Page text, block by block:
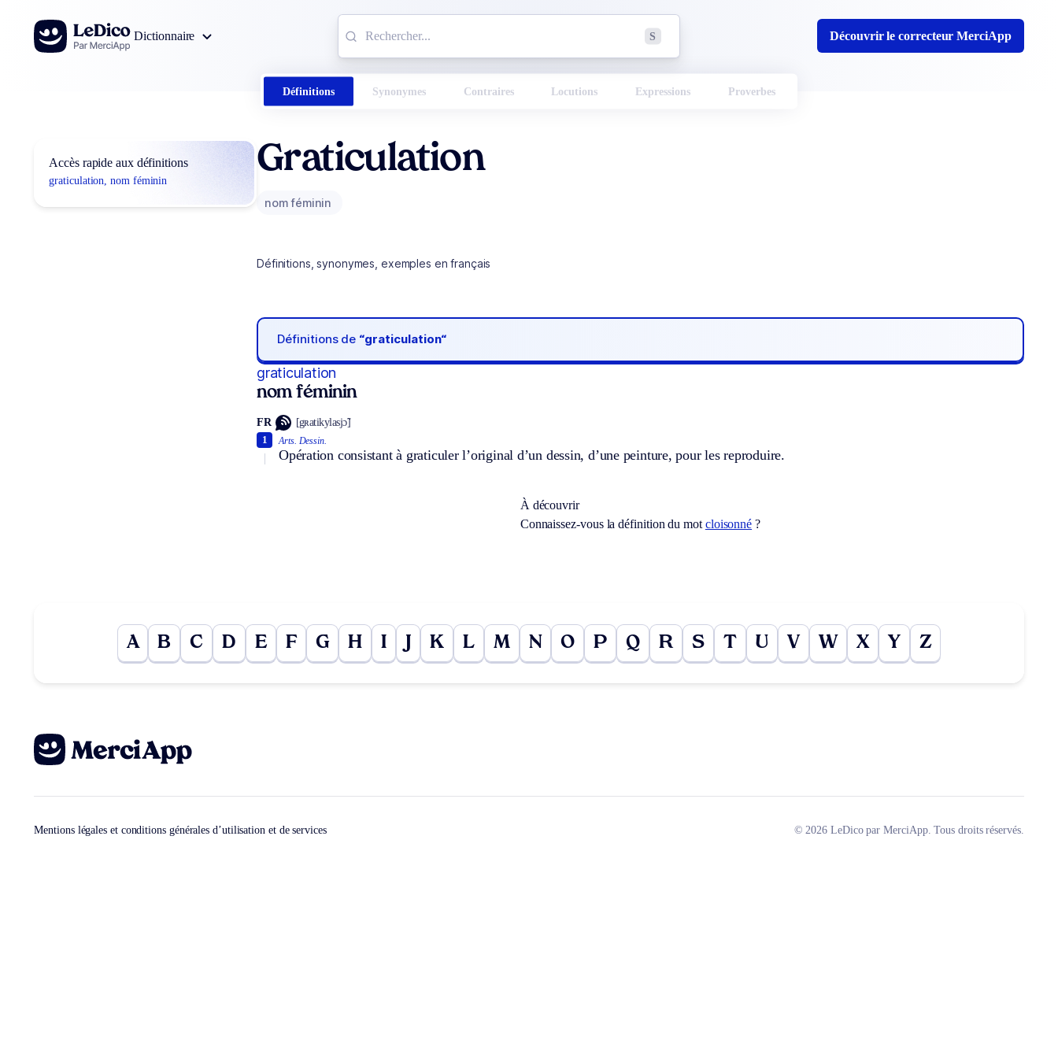
Aller au contenu
Dictionnaire
S Découvrir le correcteur MerciApp
Définitions Synonymes Contraires Locutions Expressions Proverbes
Accès rapide aux définitions
graticulation, nom féminin
Graticulation
nom féminin
Définitions, synonymes, exemples en français
Définitions de “graticulation“
graticulation
nom féminin
FR [gʀatikylasjɔ̃]
Arts. Dessin.
Opération consistant à graticuler l’original d’un dessin, d’une peinture, pour les reproduire.
1
À découvrir
Connaissez-vous la définition du mot cloisonné ?
A B C D E F G H I K L M N O P Q R S T U V W X Y Z
Mentions légales et conditions générales d’utilisation et de services © 2026 LeDico par MerciApp. Tous droits réservés.